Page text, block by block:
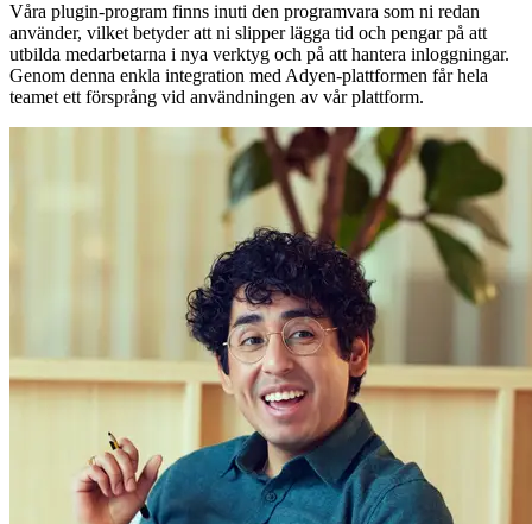
Våra plugin-program finns inuti den programvara som ni redan
använder, vilket betyder att ni slipper lägga tid och pengar på att
utbilda medarbetarna i nya verktyg och på att hantera inloggningar.
Genom denna enkla integration med Adyen-plattformen får hela
teamet ett försprång vid användningen av vår plattform.